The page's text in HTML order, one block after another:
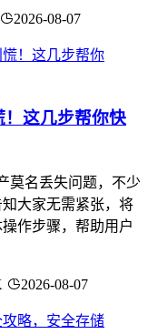
2026-08-07
这几步帮你快
莫名丢失问题，不少
大家无需紧张，将
作步骤，帮助用户
2026-08-07